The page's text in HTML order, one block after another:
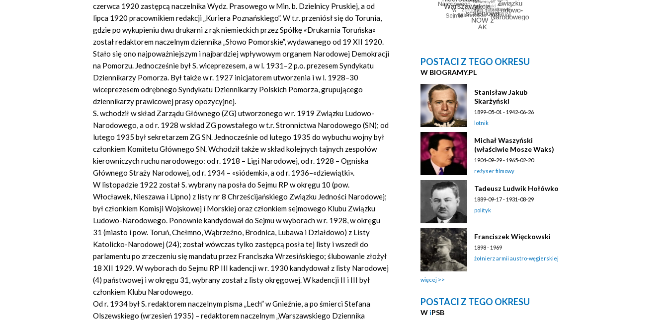
czerwca 1920 zastępcą naczelnika Wydz. Prasowego w Min. b. Dzielnicy Pruskiej, a od
lipca 1920 pracownikiem redakcji „Kuriera Poznańskiego”. W t.r. przeniósł się do Torunia,
gdzie po wykupieniu dwu drukarni z rąk niemieckich przez Spółkę «Drukarnia Toruńska»
został redaktorem naczelnym dziennika „Słowo Pomorskie”, wydawanego od 19 XII 1920.
Stało się ono najpoważniejszym i najbardziej wpływowym organem Narodowej Demokracji
na Pomorzu. Jednocześnie był S. wiceprezesem, a w l. 1931–2 p.o. prezesem Syndykatu
Dziennikarzy Pomorza. Był także w r. 1927 inicjatorem utworzenia i w l. 1928–30
wiceprezesem odrębnego Syndykatu Dziennikarzy Polskich Pomorza, grupującego
dziennikarzy prawicowej prasy opozycyjnej.
S. wchodził w skład Zarządu Głównego (ZG) utworzonego w r. 1919 Związku Ludowo-
Narodowego, a od r. 1928 w skład ZG powstałego w t.r. Stronnictwa Narodowego (SN); od
lutego 1935 był sekretarzem ZG SN. Jednocześnie od lutego 1935 do wybuchu wojny był
członkiem Komitetu Głównego SN. Wchodził także w skład kolejnych tajnych zespołów
kierowniczych ruchu narodowego: od r. 1918 – Ligi Narodowej, od r. 1928 – Ogniska
Głównego Straży Narodowej, od r. 1934 – «siódemki», a od r. 1936–«dziewiątki».
W listopadzie 1922 został S. wybrany na posła do Sejmu RP w okręgu 10 (pow.
Włocławek, Nieszawa i Lipno) z listy nr 8 Chrześcijańskiego Związku Jedności Narodowej;
był członkiem Komisji Wojskowej i Morskiej oraz członkiem sejmowego Klubu Związku
Ludowo-Narodowego. Ponownie kandydował do Sejmu w wyborach w r. 1928, w okręgu
31 (miasto i pow. Toruń, Chełmno, Wąbrzeźno, Brodnica, Lubawa i Działdowo) z Listy
Katolicko-Narodowej (24); został wówczas tylko zastępcą posła tej listy i wszedł do
parlamentu po zrzeczeniu się mandatu przez Franciszka Wrzesińskiego; ślubowanie złożył
18 XII 1929. W wyborach do Sejmu RP III kadencji w r. 1930 kandydował z listy Narodowej
(4) państwowej i w okręgu 31, wybrany został z listy okręgowej. W kadencji II i III był
członkiem Klubu Narodowego.
Od r. 1934 był S. redaktorem naczelnym pisma „Lech” w Gnieźnie, a po śmierci Stefana
Olszewskiego (wrzesień 1935) – redaktorem naczelnym „Warszawskiego Dziennika
POSTACI Z TEGO OKRESU
W BIOGRAMY.PL
Stanisław Jakub
Skarżyński
1899-05-01 - 1942-06-26
lotnik
Michał Waszyński
(właściwie Mosze Waks)
1904-09-29 - 1965-02-20
reżyser filmowy
Tadeusz Ludwik Hołówko
1889-09-17 - 1931-08-29
polityk
Franciszek Więckowski
1898 - 1969
żołnierz armii austro-węgierskiej
więcej
POSTACI Z TEGO OKRESU
W iPSB